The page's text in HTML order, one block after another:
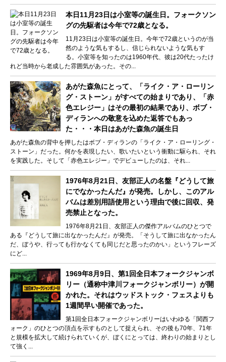
本日11月23日は小室等の誕生日。フォークソン
グの先駆者は今年で72歳となる。
11月23日は小室等の誕生日。今年で72歳というのが当
然のような気もするし、信じられないような気もす
る。小室等を知ったのは1960年代、彼は20代たったけ
れど当時から老成した雰囲気があった。その...
あがた森魚にとって、「ライク・ア・ローリン
グ・ストーン」がすべての始まりであり、「赤
色エレジー」はその最初の結果であり、ボブ・
ディランへの敬意を込めた返答でもあっ
た・・・本日はあがた森魚の誕生日
あがた森魚の背中を押したはボブ・ディランの「ライク・ア・ローリング・
ストーン」だった。何かを表現したい、歌いたいという衝動に駆られ、それ
を実践した。そして「赤色エレジー」でデビューしたのは、それ...
1976年8月21日、友部正人の名盤『どうして旅
にでなかったんだ』が発売。しかし、このアル
バムは差別用語使用という理由で後に回収、発
売禁止となった。
1976年8月21日、友部正人の傑作アルバムのひとつで
ある『どうして旅に出なかったんだ』が発売。「そうして旅に出なかったん
だ、ぼうや、行っても行かなくても同じだと思ったのかい」というフレーズ
にど...
1969年8月9日、第1回全日本フォークジャンボ
リー（通称中津川フォークジャンボリー）が開
かれた。それはウッドストック・フェスよりも
1週間早い開催であった。
第1回全日本フォークジャンボリーはいわゆる「関西フ
ォーク」のひとつの頂点を示すものとして捉えられ、その後も70年、71年
と規模を拡大して続けられていくが、ぼくにとっては、終わりの始まりとし
て強く...